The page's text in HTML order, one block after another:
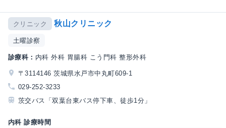
クリニック 秋山クリニック
土曜診察
診療科： 内科 外科 胃腸科 こう門科 整形外科
〒3114146 茨城県水戸市中丸町609-1
029-252-3233
茨交バス「双葉台東バス停下車、徒歩1分」
内科 診療時間